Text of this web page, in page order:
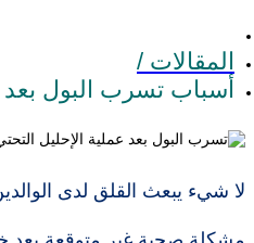
المقالات /
أسباب تسرب البول بعد
لا شيء يبعث القلق لدى